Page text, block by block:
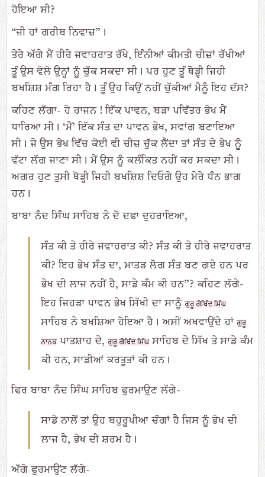
ਹੋਇਆ ਸੀ?
“ਜੀ ਹਾਂ ਗਰੀਬ ਨਿਵਾਜ਼”।
ਤੇਰੇ ਅੱਗੇ ਮੈਂ ਹੀਰੇ ਜਵਾਹਰਾਤ ਰੱਖੇ, ਇੰਨੀਆਂ ਕੀਮਤੀ ਚੀਜ਼ਾਂ ਰੱਖੀਆਂ
ਤੂੰ ਉਸ ਵੇਲੇ ਉਨ੍ਹਾਂ ਨੂੰ ਚੁੱਕ ਸਕਦਾ ਸੀ। ਪਰ ਹੁਣ ਤੂੰ ਥੋੜ੍ਹੀ ਜਿਹੀ
ਬਖਸ਼ਿਸ਼ ਮੰਗ ਰਿਹਾ ਹੈ। ਤੂੰ ਉਹ ਕਿਉਂ ਨਹੀਂ ਚੁੱਕੀਆਂ ਮੈਨੂੰ ਇਹ ਦੱਸ?
ਕਹਿਣ ਲੱਗਾ- ਹੇ ਰਾਜਨ ! ਇੱਕ ਪਾਵਨ, ਬੜਾ ਪਵਿੱਤਰ ਭੇਖ ਮੈਂ
ਧਾਰਿਆ ਸੀ। ‘ਮੈਂ’ ਇੱਕ ਸੰਤ ਦਾ ਪਾਵਨ ਭੇਖ, ਸਵਾਂਗ ਬਣਾਇਆ
ਸੀ। ਜੇ ਉਸ ਭੇਖ ਵਿੱਚ ਕੋਈ ਵੀ ਚੀਜ਼ ਚੁੱਕ ਲੈਂਦਾ ਤਾਂ ਸੰਤ ਦੇ ਭੇਖ ਨੂੰ
ਵੱਟਾ ਲੱਗ ਜਾਣਾ ਸੀ। ਮੈਂ ਉਸ ਨੂੰ ਕਲੰਕਿਤ ਨਹੀਂ ਕਰ ਸਕਦਾ ਸੀ।
ਅਗਰ ਹੁਣ ਤੁਸੀ ਥੋੜ੍ਹੀ ਜਿਹੀ ਬਖਸ਼ਿਸ਼ ਦਿਓਗੇ ਉਹ ਮੇਰੇ ਧੰਨ ਭਾਗ
ਹਨ।
ਬਾਬਾ ਨੰਦ ਸਿੰਘ ਸਾਹਿਬ ਨੇ ਦੋ ਦਫਾ ਦੁਹਰਾਇਆ,
ਸੰਤ ਕੀ ਤੇ ਹੀਰੇ ਜਵਾਹਰਾਤ ਕੀ? ਸੰਤ ਕੀ ਤੇ ਹੀਰੇ ਜਵਾਹਰਾਤ
ਕੀ? ਇਹ ਭੇਖ ਸੰਤ ਦਾ, ਮਾਤੜ ਲੋਗ ਸੰਤ ਬਣ ਗਏ ਹਨ ਪਰ
ਭੇਖ ਦੀ ਲਾਜ ਨਹੀਂ ਹੈ, ਸਾਡੇ ਕੰਮ ਕੀ ਹਨ”? ਕਹਿਣ ਲੱਗੇ-
ਇਹ ਜਿਹੜਾ ਪਾਵਨ ਭੇਖ ਸਿੱਖੀ ਦਾ ਸਾਨੂੰ ਗੁਰੂ ਗੋਬਿੰਦ ਸਿੰਘ
ਸਾਹਿਬ ਨੇ ਬਖਸ਼ਿਆ ਹੋਇਆ ਹੈ। ਅਸੀਂ ਅਖਵਾਉਂਦੇ ਹਾਂ ਗੁਰੂ
ਨਾਨਕਪਾਤਸ਼ਾਹ ਦੇ, ਗੁਰੂ ਗੋਬਿੰਦ ਸਿੰਘਸਾਹਿਬ ਦੇ ਸਿੱਖ ਤੇ ਸਾਡੇ ਕੰਮ
ਕੀ ਹਨ, ਸਾਡੀਆਂ ਕਰਤੂਤਾਂ ਕੀ ਹਨ।
ਫਿਰ ਬਾਬਾ ਨੰਦ ਸਿੰਘ ਸਾਹਿਬ ਫੁਰਮਾਉਣ ਲੱਗੇ-
ਸਾਡੇ ਨਾਲੋਂ ਤਾਂ ਉਹ ਬਹੁਰੂਪੀਆ ਚੰਗਾਂ ਹੈ ਜਿਸ ਨੂੰ ਭੇਖ ਦੀ
ਲਾਜ ਹੈ, ਭੇਖ ਦੀ ਸ਼ਰਮ ਹੈ।
ਅੱਗੇ ਫੁਰਮਾਉਂਣ ਲੱਗੇ-